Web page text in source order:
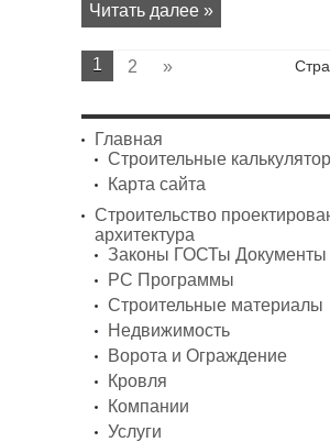
Читать далее »
1 2 »
Главная
Строительные
Карта сайта
Строительство
архитектура
Законы ГОСТы Документы
PC Программы
Строительные материалы
Недвижимость
Ворота и Ограждение
Кровля
Компании
Услуги